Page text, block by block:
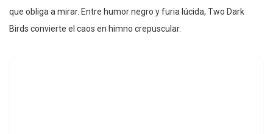
que obliga a mirar. Entre humor negro y furia lúcida, Two Dark
Birds convierte el caos en himno crepuscular.